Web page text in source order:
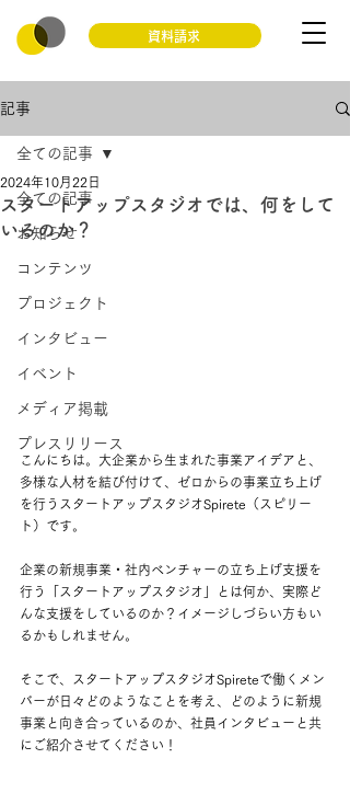
資料請求
記事
全ての記事
お知らせ
コンテンツ
プロジェクト
インタビュー
イベント
メディア掲載
プレスリリース
全ての記事
スタートアップスタジオでは、何をして
いるのか？
2024年10月22日
こんにちは。大企業から生まれた事業アイデアと、
多様な人材を結び付けて、ゼロからの事業立ち上げ
を行うスタートアップスタジオSpirete（スピリー
ト）です。
企業の新規事業・社内ベンチャーの立ち上げ支援を
行う「スタートアップスタジオ」とは何か、実際ど
んな支援をしているのか？イメージしづらい方もい
るかもしれません。
そこで、スタートアップスタジオSpireteで働くメン
バーが日々どのようなことを考え、どのように新規
事業と向き合っているのか、社員インタビューと共
にご紹介させてください！